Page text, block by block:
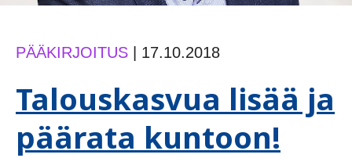
PÄÄKIRJOITUS 17.10.2018
Talouskasvua lisää ja
päärata kuntoon!